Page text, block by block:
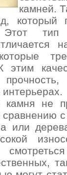
камней.
который
тип
этим
камня не
сравнению
или